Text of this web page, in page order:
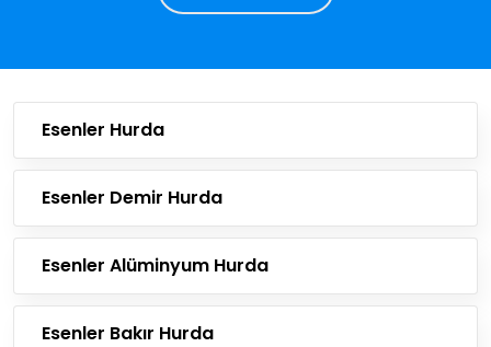
Esenler Hurda
Esenler Demir Hurda
Esenler Alüminyum Hurda
Esenler Bakır Hurda